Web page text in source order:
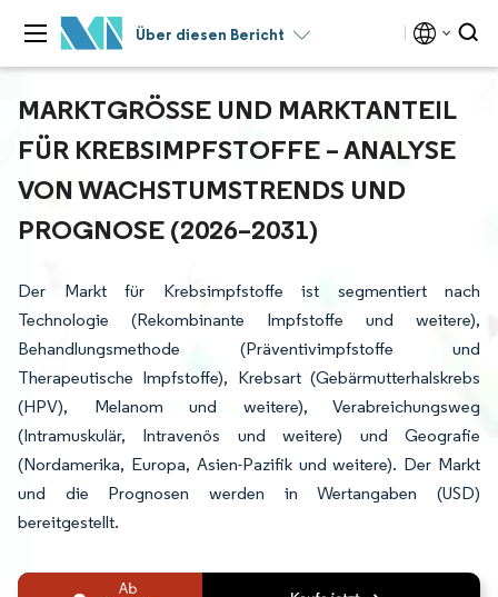
Über diesen Bericht
MARKTGRÖSSE UND MARKTANTEIL F
ÜR KREBSIMPFSTOFFE – ANALYSE V
ON WACHSTUMSTRENDS UND P
ROGNOSE (2026–2031)
Der Markt für Krebsimpfstoffe ist segmentiert nach
Technologie (Rekombinante Impfstoffe und weitere),
Behandlungsmethode (Präventivimpfstoffe und
Therapeutische Impfstoffe), Krebsart (Gebärmutterhalskrebs
(HPV), Melanom und weitere), Verabreichungsweg
(Intramuskulär, Intravenös und weitere) und Geografie
(Nordamerika, Europa, Asien-Pazifik und weitere). Der Markt
und die Prognosen werden in Wertangaben (USD)
bereitgestellt.